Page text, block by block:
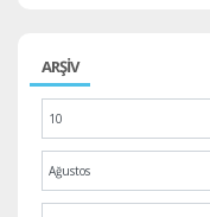
ARŞİV